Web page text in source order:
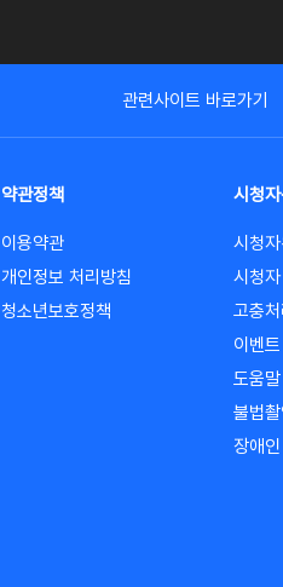
관련사이트 바로가기
약관정책
이용약관
개인정보 처리방침
청소년보호정책
시청자
시청
시청
고충
이벤트
도움말
불법
장애